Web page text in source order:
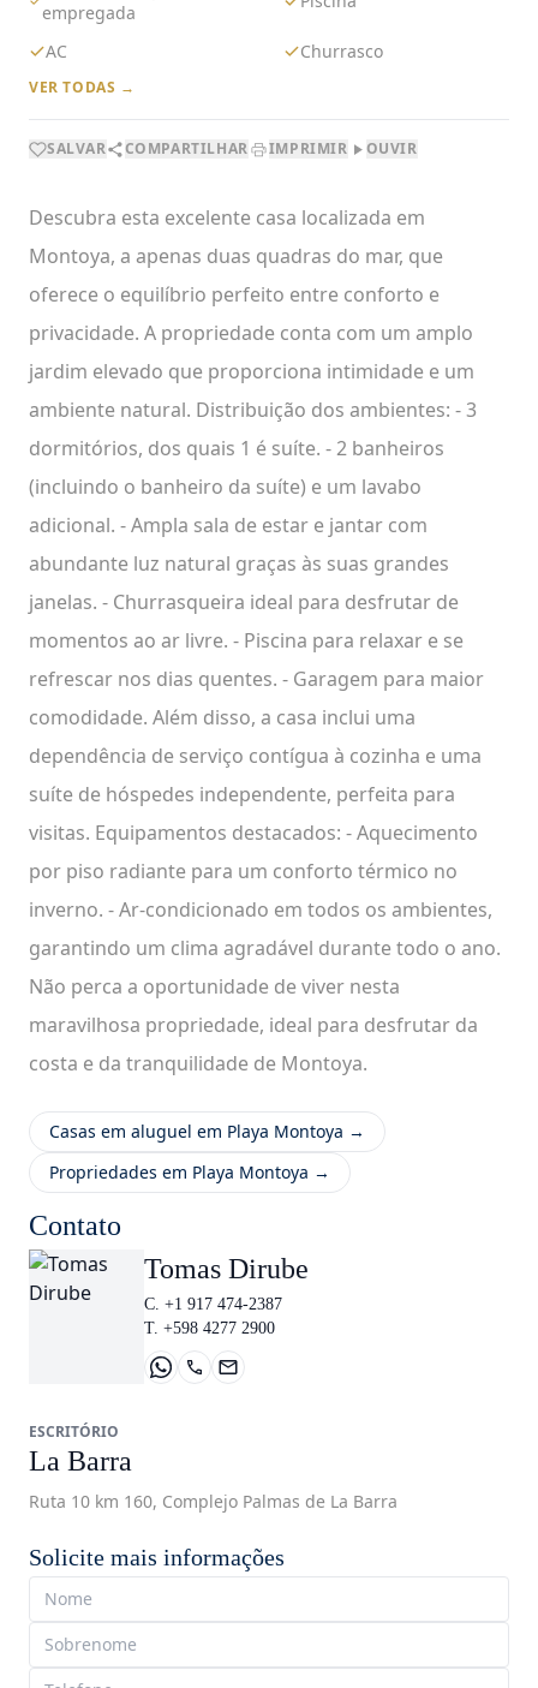
empregada
AC Churrasco
VER TODAS →
SALVAR COMPARTILHAR IMPRIMIR OUVIR
Descubra esta excelente casa localizada em
Montoya, a apenas duas quadras do mar, que
oferece o equilíbrio perfeito entre conforto e
privacidade. A propriedade conta com um amplo
jardim elevado que proporciona intimidade e um
ambiente natural. Distribuição dos ambientes: - 3
dormitórios, dos quais 1 é suíte. - 2 banheiros
(incluindo o banheiro da suíte) e um lavabo
adicional. - Ampla sala de estar e jantar com
abundante luz natural graças às suas grandes
janelas. - Churrasqueira ideal para desfrutar de
momentos ao ar livre. - Piscina para relaxar e se
refrescar nos dias quentes. - Garagem para maior
comodidade. Além disso, a casa inclui uma
dependência de serviço contígua à cozinha e uma
suíte de hóspedes independente, perfeita para
visitas. Equipamentos destacados: - Aquecimento
por piso radiante para um conforto térmico no
inverno. - Ar-condicionado em todos os ambientes,
garantindo um clima agradável durante todo o ano.
Não perca a oportunidade de viver nesta
maravilhosa propriedade, ideal para desfrutar da
costa e da tranquilidade de Montoya.
Casas em aluguel em Playa Montoya →
Propriedades em Playa Montoya →
Contato
Tomas Dirube
C. +1 917 474-2387
T. +598 4277 2900
ESCRITÓRIO
La Barra
Ruta 10 km 160, Complejo Palmas de La Barra
Solicite mais informações